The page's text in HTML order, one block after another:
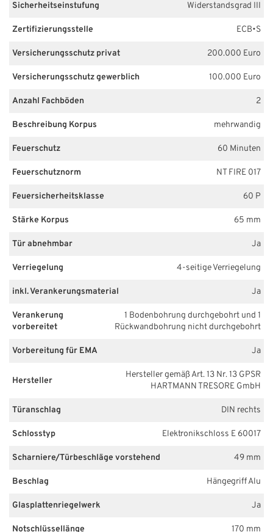
Sicherheitseinstufung Widerstandsgrad III
Zertifizierungsstelle ECB•S
Versicherungsschutz privat 200.000 Euro
Versicherungsschutz gewerblich 100.000 Euro
Anzahl Fachböden 2
Beschreibung Korpus mehrwandig
Feuerschutz 60 Minuten
Feuerschutznorm NT FIRE 017
Feuersicherheitsklasse 60 P
Stärke Korpus 65 mm
Tür abnehmbar Ja
Verriegelung 4-seitige Verriegelung
inkl. Verankerungsmaterial Ja
Verankerung
vorbereitet
1 Bodenbohrung durchgebohrt und 1
Rückwandbohrung nicht durchgebohrt
Vorbereitung für EMA Ja
Hersteller
Hersteller gemäß Art. 13 Nr. 13 GPSR
HARTMANN TRESORE GmbH
Türanschlag DIN rechts
Schlosstyp Elektronikschloss E 60017
Scharniere/Türbeschläge vorstehend 49 mm
Beschlag Hängegriff Alu
Glasplattenriegelwerk Ja
Notschlüssellänge 170 mm